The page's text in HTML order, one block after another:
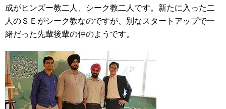
成がヒンズー教二人、シーク教二人です。新たに入った二
人のＳＥがシーク教なのですが、別なスタートアップで一
緒だった先輩後輩の仲のようです。